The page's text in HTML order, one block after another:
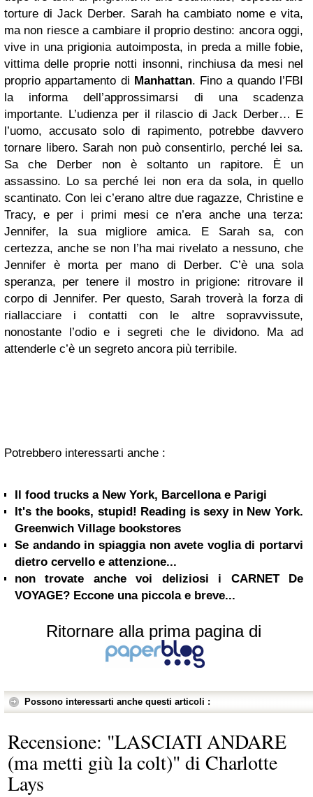
torture di Jack Derber. Sarah ha cambiato nome e vita,
ma non riesce a cambiare il proprio destino: ancora oggi,
vive in una prigionia autoimposta, in preda a mille fobie,
vittima delle proprie notti insonni, rinchiusa da mesi nel
proprio appartamento di Manhattan. Fino a quando l’FBI
la informa dell’approssimarsi di una scadenza
importante. L’udienza per il rilascio di Jack Derber… E
l’uomo, accusato solo di rapimento, potrebbe davvero
tornare libero. Sarah non può consentirlo, perché lei sa.
Sa che Derber non è soltanto un rapitore. È un
assassino. Lo sa perché lei non era da sola, in quello
scantinato. Con lei c’erano altre due ragazze, Christine e
Tracy, e per i primi mesi ce n’era anche una terza:
Jennifer, la sua migliore amica. E Sarah sa, con
certezza, anche se non l’ha mai rivelato a nessuno, che
Jennifer è morta per mano di Derber. C’è una sola
speranza, per tenere il mostro in prigione: ritrovare il
corpo di Jennifer. Per questo, Sarah troverà la forza di
riallacciare i contatti con le altre sopravvissute,
nonostante l’odio e i segreti che le dividono. Ma ad
attenderle c’è un segreto ancora più terribile.
Potrebbero interessarti anche :
Il food trucks a New York, Barcellona e Parigi
It's the books, stupid! Reading is sexy in New York.
Greenwich Village bookstores
Se andando in spiaggia non avete voglia di portarvi
dietro cervello e attenzione...
non trovate anche voi deliziosi i CARNET De
VOYAGE? Eccone una piccola e breve...
Ritornare alla prima pagina di
Possono interessarti anche questi articoli :
Recensione: "LASCIATI ANDARE
(ma metti giù la colt)" di Charlotte
Lays